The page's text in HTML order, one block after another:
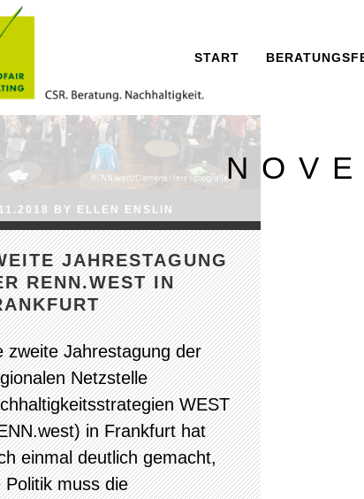
START
BY ELLEN ENSLIN
JAHRESTAGUNG
RENN.WEST IN
zweite Jahrestagung der
Netzstelle
WEST
in Frankfurt hat
einmal deutlich gemacht,
Politik muss die